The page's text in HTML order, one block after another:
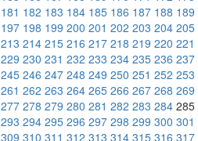
181 182 183 184 185 186 187 188 189
197 198 199 200 201 202 203 204 205
213 214 215 216 217 218 219 220 221
229 230 231 232 233 234 235 236 237
245 246 247 248 249 250 251 252 253
261 262 263 264 265 266 267 268 269
277 278 279 280 281 282 283 284 285
293 294 295 296 297 298 299 300 301
309 310 311 312 313 314 315 316 317